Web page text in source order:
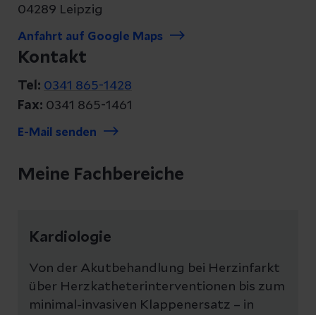
04289 Leipzig
Anfahrt auf Google Maps
Kontakt
Tel: 0341 865-1428
Fax: 0341 865-1461
E-Mail senden
Meine Fachbereiche
Kardiologie
Von der Akutbehandlung bei Herzinfarkt
über Herzkatheterinterventionen bis zum
minimal-invasiven Klappenersatz – in